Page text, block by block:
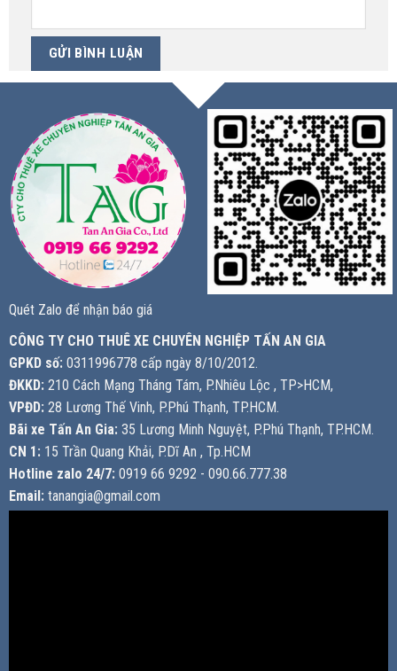
Quét Zalo để nhận báo giá
CÔNG TY CHO THUÊ XE CHUYÊN NGHIỆP TẤN AN GIA
GPKD số: 0311996778 cấp ngày 8/10/2012.
ĐKKD: 210 Cách Mạng Tháng Tám, P.Nhiêu Lộc , TP>HCM,
VPĐD: 28 Lương Thế Vinh, P.Phú Thạnh, TP.HCM.
Bãi xe Tấn An Gia: 35 Lương Minh Nguyệt, P.Phú Thạnh, TP.HCM.
CN 1: 15 Trần Quang Khải, P.Dĩ An , Tp.HCM
Hotline zalo 24/7: 0919 66 9292 - 090.66.777.38
Email: tanangia@gmail.com